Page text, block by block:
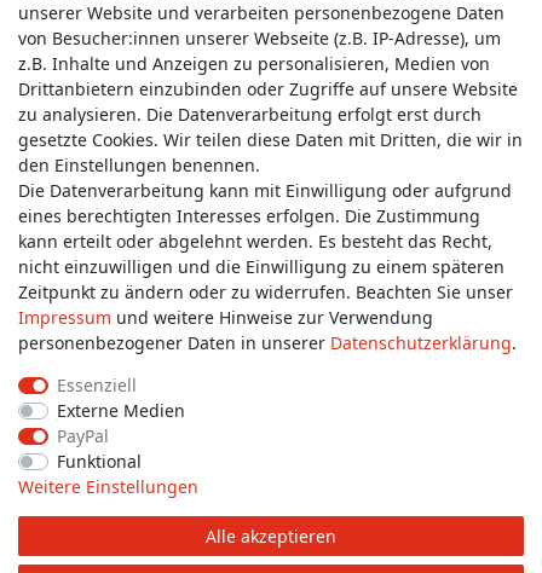
Service & Kontakt
Wünschen Sie einen Rückruf?
service@allmyclothes.de
Schreiben Sie uns:
service@allmyclothes.de
Impressum
Widerrufs­recht
© Copyright 2026 allmyclothes.de | Alle Rechte vorbehalten.
unserer Website und verarbeiten personenbezogene Daten
von Besucher:innen unserer Webseite (z.B. IP-Adresse), um
z.B. Inhalte und Anzeigen zu personalisieren, Medien von
Drittanbietern einzubinden oder Zugriffe auf unsere Website
zu analysieren. Die Datenverarbeitung erfolgt erst durch
gesetzte Cookies. Wir teilen diese Daten mit Dritten, die wir in
den Einstellungen benennen.
Die Datenverarbeitung kann mit Einwilligung oder aufgrund
eines berechtigten Interesses erfolgen. Die Zustimmung
kann erteilt oder abgelehnt werden. Es besteht das Recht,
nicht einzuwilligen und die Einwilligung zu einem späteren
Zeitpunkt zu ändern oder zu widerrufen. Beachten Sie unser
Impressum und weitere Hinweise zur Verwendung
personenbezogener Daten in unserer Daten­schutz­erklärung.
Essenziell
Externe Medien
PayPal
Funktional
Weitere Einstellungen
Alle akzeptieren